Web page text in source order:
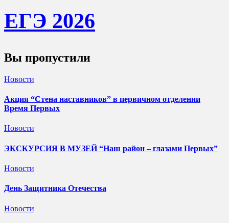
ЕГЭ 2026
Вы пропустили
Новости
Акция “Стена наставников” в первичном отделении
Время Первых
Новости
ЭКСКУРСИЯ В МУЗЕЙ “Наш район – глазами Первых”
Новости
День Защитника Отечества
Новости